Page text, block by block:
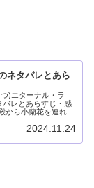
ネタバレとあら
)エターナル・ラ
バレとあらすじ・感
から小蘭花を連れ出
、東...2024.11.24